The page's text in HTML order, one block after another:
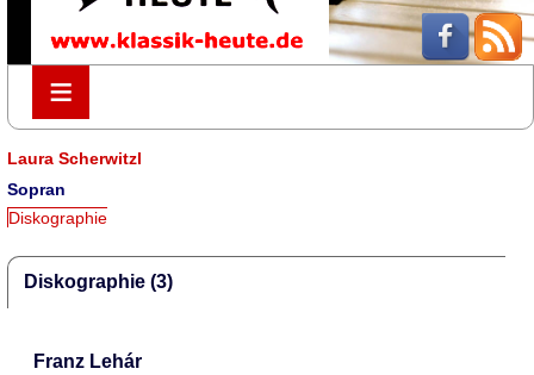
≡
≡
Laura Scherwitzl
Sopran
Diskographie
Diskographie (3)
Franz Lehár